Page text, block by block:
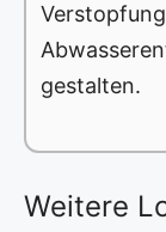
gestalten.
Weitere